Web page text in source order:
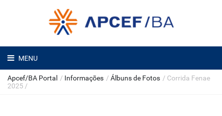
MENU
Apcef/BA Portal / Informações / Álbuns de Fotos / Corrida Fenae
2025 /